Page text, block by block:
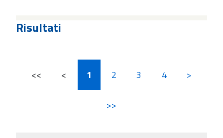
Risultati
<< < 1 2 3 4 >
>>